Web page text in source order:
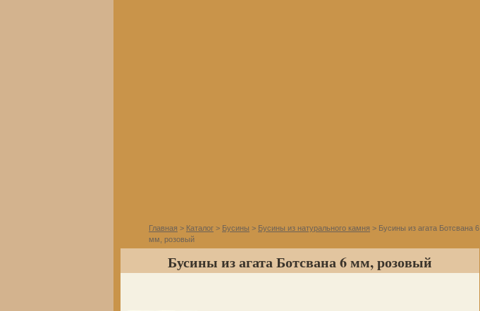
Главная > Каталог > Бусины > Бусины из натурального камня > Бусины из агата Ботсвана 6
мм, розовый
Бусины из агата Ботсвана 6 мм, розовый